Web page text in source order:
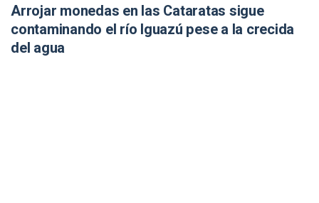
Arrojar monedas en las Cataratas sigue
contaminando el río Iguazú pese a la crecida
del agua